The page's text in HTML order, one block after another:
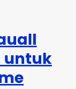
untuk